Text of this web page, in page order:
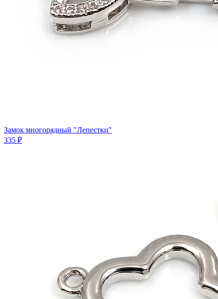
Замок многорядный "Лепестки"
335 ₽